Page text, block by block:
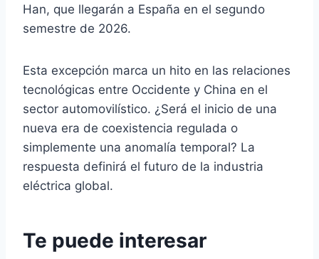
Han, que llegarán a España en el segundo
semestre de 2026.
Esta excepción marca un hito en las relaciones
tecnológicas entre Occidente y China en el
sector automovilístico. ¿Será el inicio de una
nueva era de coexistencia regulada o
simplemente una anomalía temporal? La
respuesta definirá el futuro de la industria
eléctrica global.
Te puede interesar